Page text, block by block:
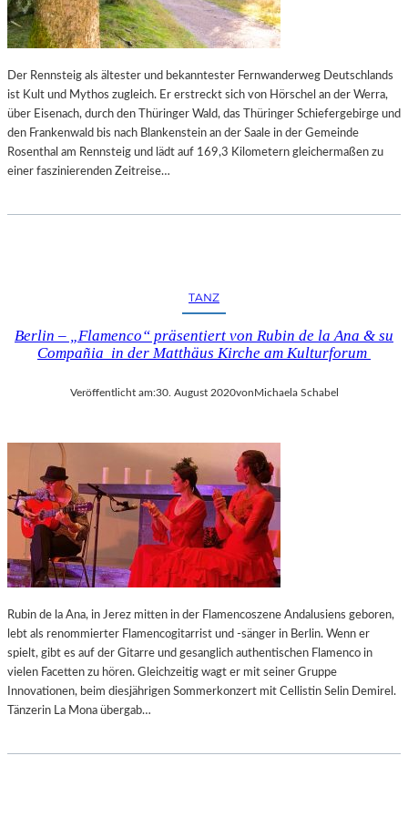
U
T
B
Der Rennsteig als ältester und bekanntester Fernwanderweg Deutschlands
ist Kult und Mythos zugleich. Er erstreckt sich von Hörschel an der Werra,
über Eisenach, durch den Thüringer Wald, das Thüringer Schiefergebirge und
den Frankenwald bis nach Blankenstein an der Saale in der Gemeinde
Rosenthal am Rennsteig und lädt auf 169,3 Kilometern gleichermaßen zu
einer faszinierenden Zeitreise…
TANZ
Berlin – „Flamenco“ präsentiert von Rubin de la Ana & su
Compañia in der Matthäus Kirche am Kulturforum
Veröffentlicht am:30. August 2020von Michaela Schabel
Rubin de la Ana, in Jerez mitten in der Flamencoszene Andalusiens geboren,
lebt als renommierter Flamencogitarrist und -sänger in Berlin. Wenn er
spielt, gibt es auf der Gitarre und gesanglich authentischen Flamenco in
vielen Facetten zu hören. Gleichzeitig wagt er mit seiner Gruppe
Innovationen, beim diesjährigen Sommerkonzert mit Cellistin Selin Demirel.
Tänzerin La Mona übergab…